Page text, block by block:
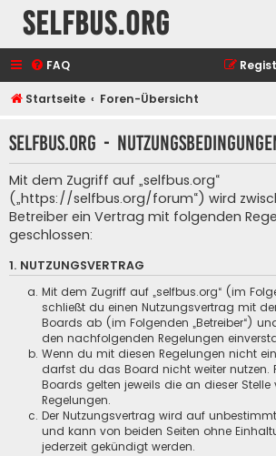
selfbus.org
FAQ
Startseite Foren-Übersicht
selfbus.org -
Mit dem Zugriff auf „selfbus.org“
(„https://selfbus.org/forum“) wird
Betreiber ein Vertrag mit folgenden
geschlossen:
1. NUTZUNGSVERTRAG
Mit dem Zugriff auf „selfbus.org“ (im
schließt du einen Nutzungsvertrag mit
Boards ab (im Folgenden „Betreiber“)
den nachfolgenden Regelungen
Wenn du mit diesen Regelungen nicht
darfst du das Board nicht weiter nutzen.
Boards gelten jeweils die an dieser Stelle
Regelungen.
Der Nutzungsvertrag wird auf
und kann von beiden Seiten ohne
jederzeit gekündigt werden.